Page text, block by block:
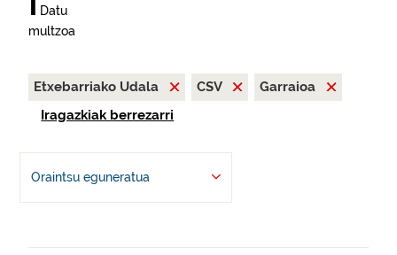
Datu
multzoa
Etxebarriako Udala CSV
Garraioa
Iragazkiak berrezarri
Oraintsu eguneratua